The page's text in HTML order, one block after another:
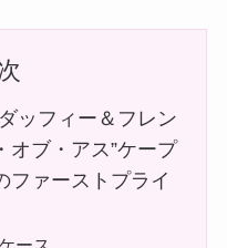
ッフィー＆フレン
オブ・アス”ケープ
ファーストプライ